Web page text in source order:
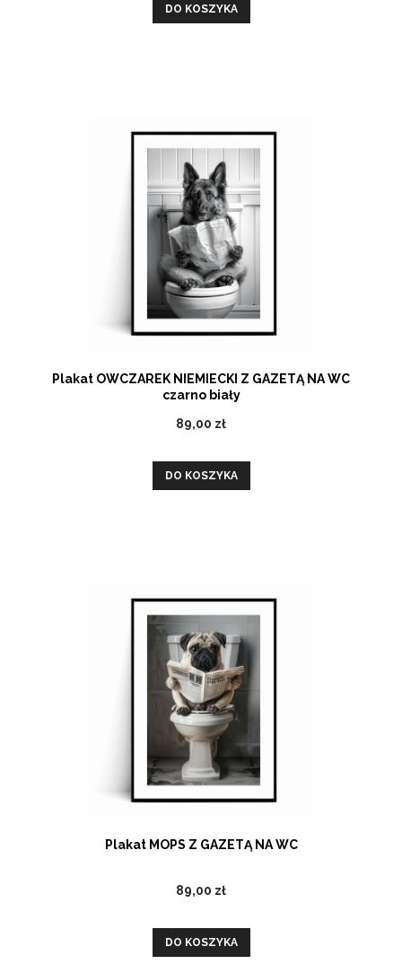
DO KOSZYKA
Plakat OWCZAREK NIEMIECKI Z GAZETĄ NA WC
czarno biały
89,00 zł
DO KOSZYKA
Plakat MOPS Z GAZETĄ NA WC
89,00 zł
DO KOSZYKA